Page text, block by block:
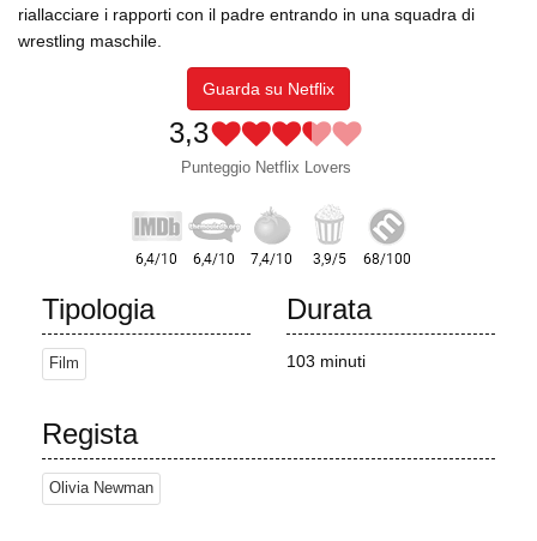
riallacciare i rapporti con il padre entrando in una squadra di
wrestling maschile.
Guarda su Netflix
3,3
Punteggio Netflix Lovers
Tipologia
Film
Durata
103 minuti
Regista
Olivia Newman